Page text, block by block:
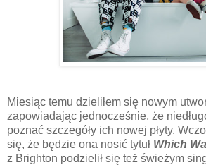
Miesiąc temu dzieliłem się nowym
zapowiadając jednocześnie, że
poznać szczegóły ich nowej płyty.
się, że będzie ona nosić tytuł Which
z Brighton podzielił się też świeżym